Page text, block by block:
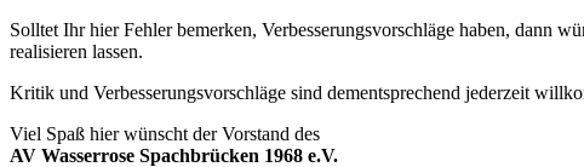
Solltet Ihr hier Fehler bemerken, Verbesserungsvorschläge haben, dann
realisieren lassen.
Kritik und Verbesserungsvorschläge sind dementsprechend jederzeit
Viel Spaß hier wünscht der Vorstand des
AV Wasserrose Spachbrücken 1968 e.V.